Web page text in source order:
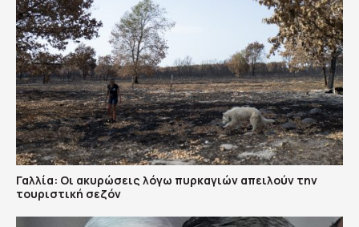
Γαλλία: Οι ακυρώσεις λόγω πυρκαγιών απειλούν την
τουριστική σεζόν